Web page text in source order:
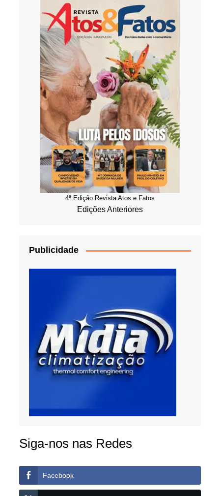
4ª Edição Revista Atos e Fatos
Edições Anteriores
Publicidade
Siga-nos nas Redes
Facebook